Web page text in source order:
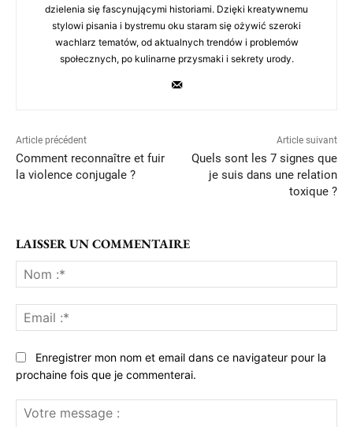
dzielenia się fascynującymi historiami. Dzięki kreatywnemu
stylowi pisania i bystremu oku staram się ożywić szeroki
wachlarz tematów, od aktualnych trendów i problemów
społecznych, po kulinarne przysmaki i sekrety urody.
Article précédent
Comment reconnaître et fuir
la violence conjugale ?
Article suivant
Quels sont les 7 signes que
je suis dans une relation
toxique ?
LAISSER UN COMMENTAIRE
:*
:*
Enregistrer mon nom et email dans ce navigateur pour la
prochaine fois que je commenterai.